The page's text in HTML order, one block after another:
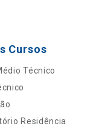
Cursos
Técnico
Residência